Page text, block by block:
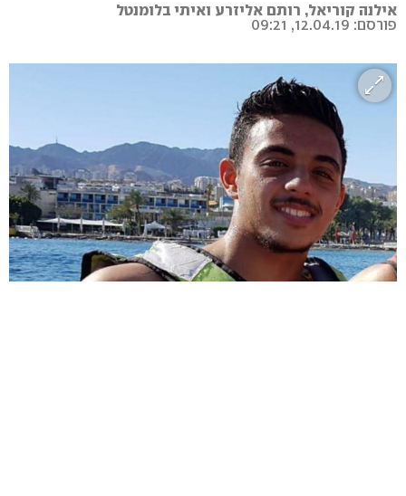
אילנה קוריאל, רותם אליזרע ואיתי בלומנטל
פורסם: 12.04.19, 09:21